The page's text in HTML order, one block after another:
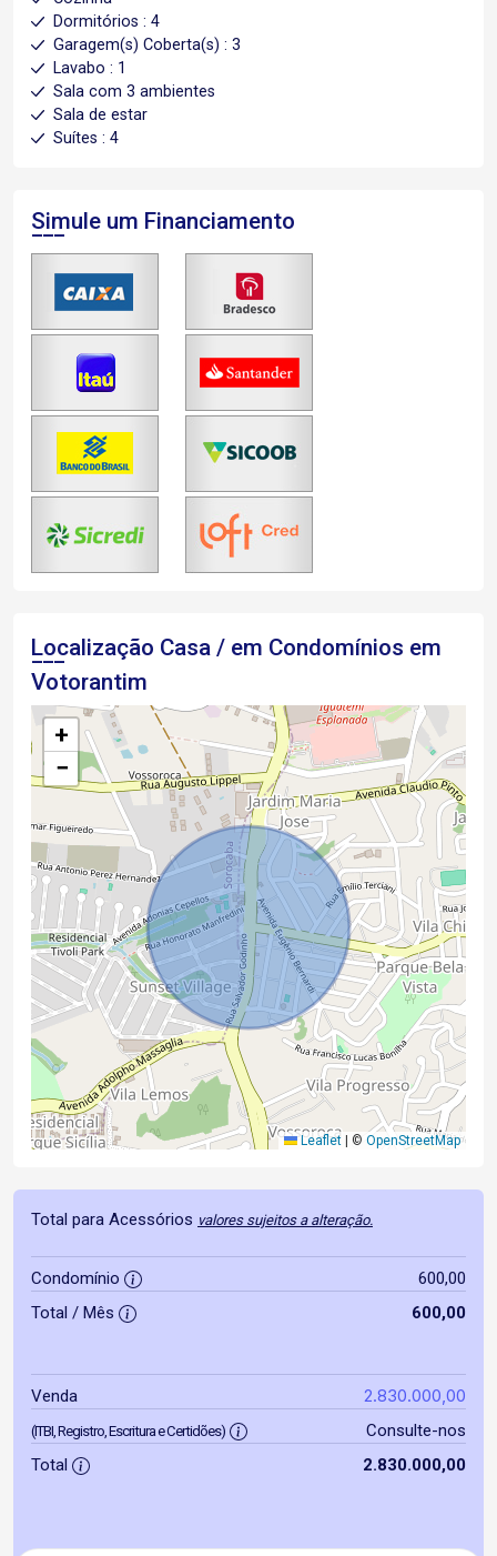
Dormitórios : 4
Garagem(s) Coberta(s) : 3
Lavabo : 1
Sala com 3 ambientes
Sala de estar
Suítes : 4
Simule um Financiamento
Localização Casa / em Condomínios em
Votorantim
+
−
Leaflet © OpenStreetMap
Total para Acessórios valores sujeitos a alteração.
Condomínio
600,00
Total / Mês
600,00
Venda 2.830.000,00
(ITBI, Registro, Escritura e Certidões)
Consulte-nos
Total
2.830.000,00